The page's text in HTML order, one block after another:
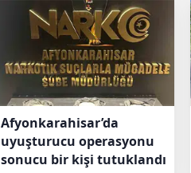
Afyonkarahisar’da
uyuşturucu operasyonu
sonucu bir kişi tutuklandı